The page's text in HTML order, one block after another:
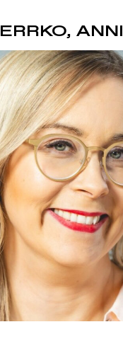
ERRKO, ANNI